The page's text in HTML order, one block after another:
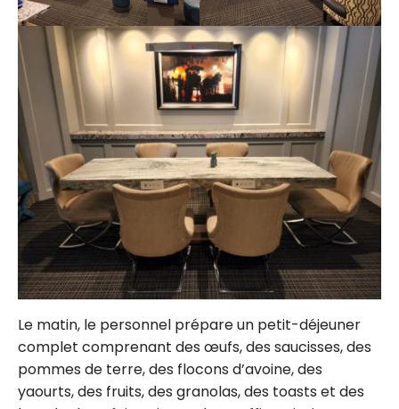
Le matin, le personnel prépare un petit-déjeuner
complet comprenant des œufs, des saucisses, des
pommes de terre, des flocons d’avoine, des
yaourts, des fruits, des granolas, des toasts et des